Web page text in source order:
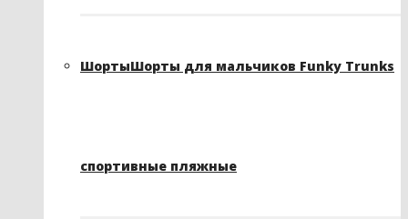
ШортыШорты для мальчиков Funky Trunks
спортивные пляжные